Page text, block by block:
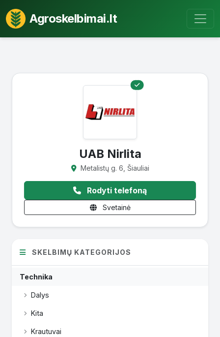
Agroskelbimai.lt
UAB Nirlita
Metalistų g. 6, Šiauliai
Rodyti telefoną
Svetainė
SKELBIMŲ KATEGORIJOS
Technika
Dalys
Kita
Krautuvai